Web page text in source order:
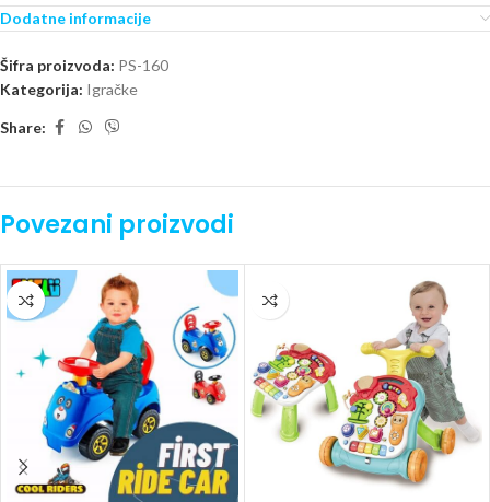
Dodatne informacije
Šifra proizvoda: PS-160
Kategorija: Igračke
Share:
Povezani proizvodi